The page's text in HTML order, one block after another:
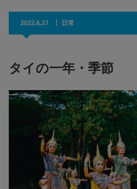
2022.6.27 日常
タイの一年・季節